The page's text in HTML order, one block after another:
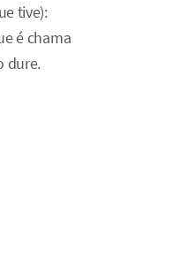
tive):
é chama
dure.